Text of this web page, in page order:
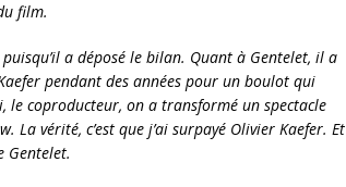
film.
a déposé le bilan. Quant à Gentelet, il a
pendant des années pour un boulot qui
le coproducteur, on a transformé un spectacle
vérité, c’est que j’ai surpayé Olivier Kaefer. Et
Gentelet.